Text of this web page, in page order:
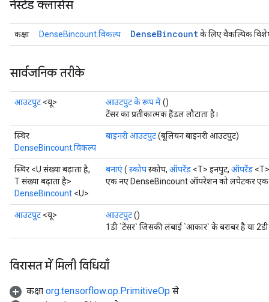
नेस्टेड क्लासेस
कक्षा DenseBincount.विकल्प DenseBincountके लिए वैकल्पिक
सार्वजनिक तरीके
आउटपुट <यू> आउटपुट के रूप में()
टेंसर का प्रतीकात्मक हैंडल लौटाता है।
स्थिर
DenseBincount.विकल्प
बाइनरी आउटपुट(बूलियन बाइनरी आउटपुट)
स्थिर <U संख्या बढ़ाता है,
T संख्या बढ़ाता है>
DenseBincount <U>
बनाएं( स्कोपस्कोप, ऑपरेंड <T> इनपुट, ऑपरेंड
एक नए DenseBincount ऑपरेशन को लपेटकर एक
आउटपुट <यू> आउटपुट()
1डी `टेंसर` जिसकी लंबाई `आकार` के बराबर है या
विरासत में मिली विधियाँ
कक्षा org.tensorflow.op.PrimitiveOp से